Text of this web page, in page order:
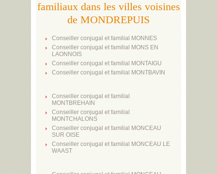
familiaux dans les villes voisines
de MONDREPUIS
Conseiller conjugal et familial MONNES
Conseiller conjugal et familial MONS EN
LAONNOIS
Conseiller conjugal et familial MONTAIGU
Conseiller conjugal et familial MONTBAVIN
Conseiller conjugal et familial
MONTBREHAIN
Conseiller conjugal et familial
MONTCHALONS
Conseiller conjugal et familial MONCEAU
SUR OISE
Conseiller conjugal et familial MONCEAU LE
WAAST